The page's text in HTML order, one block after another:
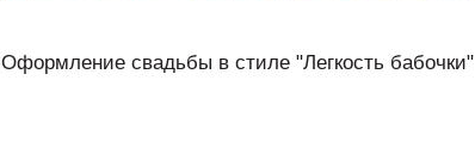
Оформление свадьбы в стиле "Легкость бабочки"